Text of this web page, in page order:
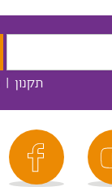
תקנון |